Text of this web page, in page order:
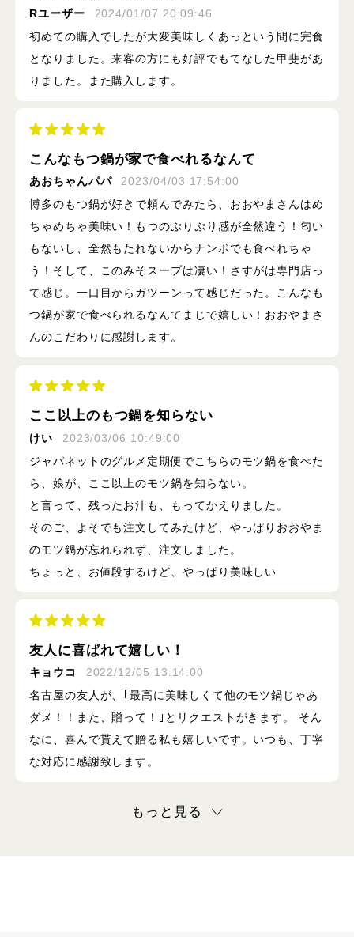
Rユーザー
2024/01/07 20:09:46
初めての購入でしたが大変美味しくあっという間に完食
となりました。来客の方にも好評でもてなした甲斐があ
りました。また購入します。
こんなもつ鍋が家で食べれるなんて
あおちゃんパパ
2023/04/03 17:54:00
博多のもつ鍋が好きで頼んでみたら、おおやまさんはめ
ちゃめちゃ美味い！もつのぷりぷり感が全然違う！匂い
もないし、全然もたれないからナンボでも食べれちゃ
う！そして、このみそスープは凄い！さすがは専門店っ
て感じ。一口目からガツーンって感じだった。こんなも
つ鍋が家で食べられるなんてまじで嬉しい！おおやまさ
んのこだわりに感謝します。
ここ以上のもつ鍋を知らない
けい
2023/03/06 10:49:00
ジャパネットのグルメ定期便でこちらのモツ鍋を食べた
ら、娘が、ここ以上のモツ鍋を知らない。
と言って、残ったお汁も、もってかえりました。
そのご、よそでも注文してみたけど、やっぱりおおやま
のモツ鍋が忘れられず、注文しました。
ちょっと、お値段するけど、やっぱり美味しい
友人に喜ばれて嬉しい！
キョウコ
2022/12/05 13:14:00
名古屋の友人が、｢最高に美味しくて他のモツ鍋じゃあ
ダメ！！また、贈って！｣とリクエストがきます。 そん
なに、喜んで貰えて贈る私も嬉しいです。いつも、丁寧
な対応に感謝致します。
もっと見る